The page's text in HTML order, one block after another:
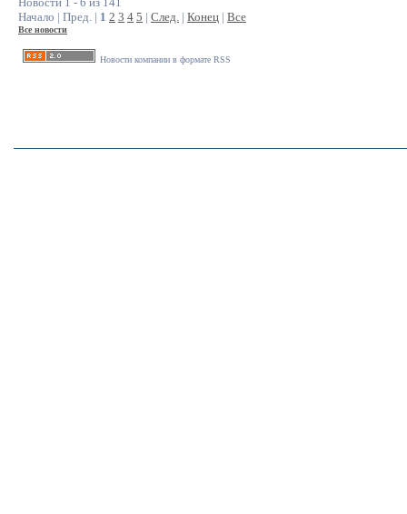
Начало | Пред. | 1 2 3 4 5 | След. | Конец | Все
Все новости
Новости компании в формате RSS